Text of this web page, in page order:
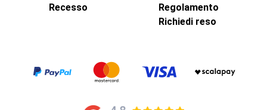
Recesso
Regolamento
Richiedi reso